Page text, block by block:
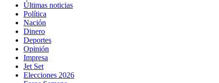
Últimas noticias
Política
Nación
Dinero
Deportes
Opinión
Impresa
Jet Set
Elecciones 2026